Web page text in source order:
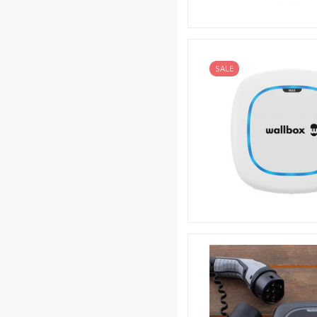
Aan de
Business Licentie voor
Na de installatie houdt het
Business-licentie. Deze
inclusief het zakelijk
geautomatiseerde
OCPP compatibel
Extra focus op service,
De beveiliging is bij de
beschermt Wallbox de Pro
Pulsar Max is bijvoorbeeld
SALE